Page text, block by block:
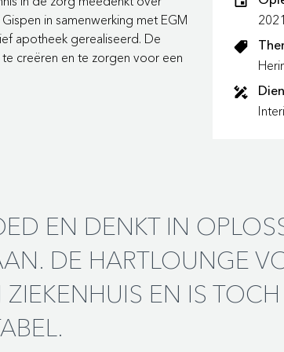
in samenwerking met EGM
apotheek gerealiseerd. De
creëren en te zorgen voor een
2021
gekregen. De tafels zijn van afvalhout en
wachtbanken van Havee. De banken zijn op
EN DENKT IN
DE HARTLOUNGE
EN IS